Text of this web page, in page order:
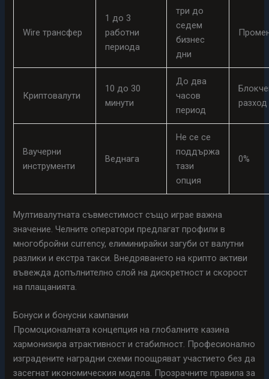
Wire трансфер
1 до 3
работни
периода
три до
седем
бизнес
дни
Криптовалути
10 до 30
минути
До два
часов
период
разход
Ваучерни
инструменти
Веднага
Не се се
поддържа
тази
опция
0%
Мултивалутната съвместимост също играе важна
значение. Челните оператори предлагат профили в
многобройни currency, елиминирайки загуби от валутни
разлики и екстра такси. Внедряването на крипто активи
въвежда допълнително слой на дискретност и скорост
на плащанията.
Бонуси и бонусни кампании
Промоционалната концепция на глобалните казина
хармонизира атрактивност и стабилност. Професионално
изградените наградни схеми поощряват участието без да
засегнат икономическия модела. Прозрачните правила за